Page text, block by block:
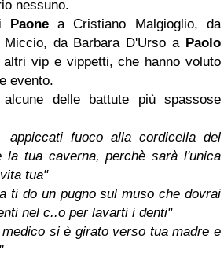
nessuno.
Paonea Cristiano Malgioglio, da
Miccio, da Barbara D'Urso a Paolo
vip e vippetti, che hanno voluto
evento.
delle battute più spassose
fuoco alla cordicella del
la tua caverna, perchè sarà l'unica
tua"
ti do un pugno sul muso che dovrai
nel c..o per lavarti i denti"
si è girato verso tua madre e